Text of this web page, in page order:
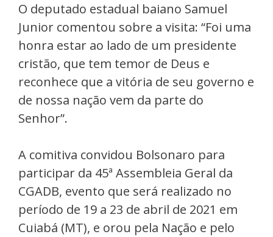
O deputado estadual baiano Samuel
Junior comentou sobre a visita: “Foi uma
honra estar ao lado de um presidente
cristão, que tem temor de Deus e
reconhece que a vitória de seu governo e
de nossa nação vem da parte do
Senhor”.
A comitiva convidou Bolsonaro para
participar da 45ª Assembleia Geral da
CGADB, evento que será realizado no
período de 19 a 23 de abril de 2021 em
Cuiabá (MT), e orou pela Nação e pelo